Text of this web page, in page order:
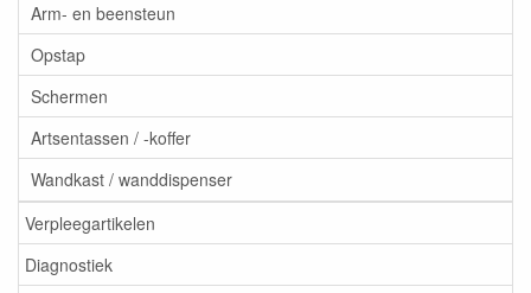
Arm- en beensteun
Opstap
Schermen
Artsentassen / -koffer
Wandkast / wanddispenser
Verpleegartikelen
Diagnostiek